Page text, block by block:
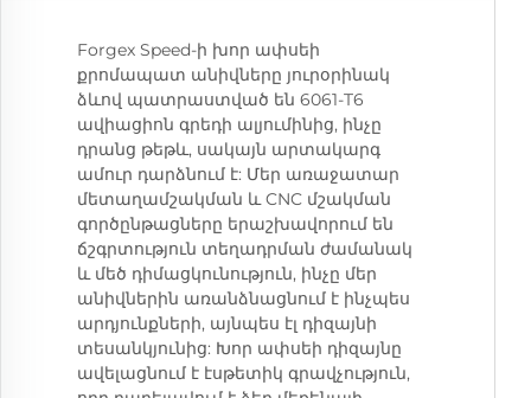
Forgex Speed-ի խոր ափսեի
քրոմապատ անիվները յուրօրինակ
ձևով պատրաստված են 6061-T6
ավիացիոն գրեդի ալյումինից, ինչը
դրանց թեթև, սակայն արտակարգ
ամուր դարձնում է: Մեր առաջատար
մետաղամշակման և CNC մշակման
գործընթացները երաշխավորում են
ճշգրտություն տեղադրման ժամանակ
և մեծ դիմացկունություն, ինչը մեր
անիվներին առանձնացնում է ինչպես
արդյունքների, այնպես էլ դիզայնի
տեսանկյունից: Խոր ափսեի դիզայնը
ավելացնում է էսթետիկ գրավչություն,